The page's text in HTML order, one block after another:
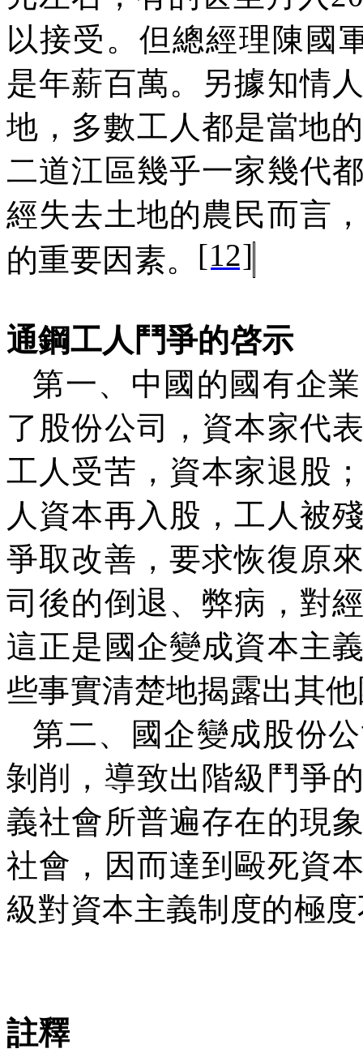
以接受。但總經理陳國
是年薪百萬。另據知情
地，多數工人都是當地
二道江區幾乎一家幾代
經失去土地的農民而言
的重要因素。 [12]
通鋼工人鬥爭的啓示
第一、中國的國有企
了股份公司，資本家代
工人受苦，資本家退股
人資本再入股，工人被
爭取改善，要求恢復原
司後的倒退、弊病，對
這正是國企變成資本主
些事實清楚地揭露出其
第二、國企變成股份
剝削，導致出階級鬥爭
義社會所普遍存在的現
社會，因而達到毆死資
級對資本主義制度的極
註釋